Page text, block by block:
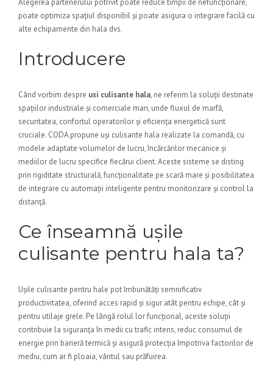
Alegerea partenerului potrivit poate reduce timpii de nefuncționare,
poate optimiza spațiul disponibil și poate asigura o integrare facilă cu
alte echipamente din hala dvs.
Introducere
Când vorbim despre usi culisante hala, ne referim la soluții destinate
spațiilor industriale și comerciale mari, unde fluxul de marfă,
securitatea, confortul operatorilor și eficiența energetică sunt
cruciale. CODA propune uși culisante hala realizate la comandă, cu
modele adaptate volumelor de lucru, încărcărilor mecanice și
mediilor de lucru specifice fiecărui client. Aceste sisteme se disting
prin rigiditate structurală, funcționalitate pe scară mare și posibilitatea
de integrare cu automații inteligente pentru monitorizare și control la
distanță.
Ce înseamnă ușile
culisante pentru hala ta?
Ușile culisante pentru hale pot îmbunătăți semnificativ
productivitatea, oferind acces rapid și sigur atât pentru echipe, cât și
pentru utilaje grele. Pe lângă rolul lor funcțional, aceste soluții
contribuie la siguranța în medii cu trafic intens, reduc consumul de
energie prin barieră termică și asigură protecția împotriva factorilor de
mediu, cum ar fi ploaia, vântul sau prăfuirea.